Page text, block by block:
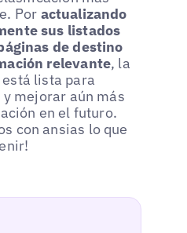
Por actualizando
sus listados
de destino
relevante, la
lista para
mejorar aún más
en el futuro.
con ansias lo que